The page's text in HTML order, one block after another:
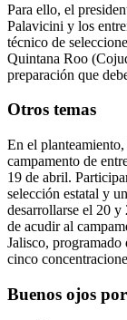
Para ello, el
Palavicini y los
técnico de
Quintana Roo
preparación que
Otros temas
En el
campamento de
19 de abril.
selección estatal y
desarrollarse el 20
de acudir al
Jalisco,
cinco
Buenos ojos